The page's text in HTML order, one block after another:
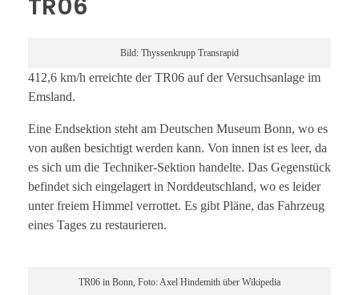
TR06
Bild: Thyssenkrupp Transrapid
412,6 km/h erreichte der TR06 auf der Versuchsanlage im
Emsland.
Eine Endsektion steht am Deutschen Museum Bonn, wo es
von außen besichtigt werden kann. Von innen ist es leer, da
es sich um die Techniker-Sektion handelte. Das Gegenstück
befindet sich eingelagert in Norddeutschland, wo es leider
unter freiem Himmel verrottet. Es gibt Pläne, das Fahrzeug
eines Tages zu restaurieren.
TR06 in Bonn, Foto: Axel Hindemith über Wikipedia